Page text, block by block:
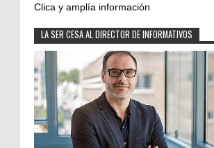
Clica y amplía información
LA SER CESA AL DIRECTOR DE INFORMATIVOS